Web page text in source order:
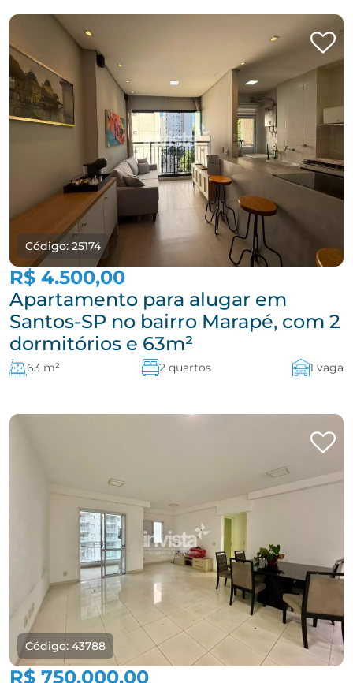
Código: 25174
R$ 4.500,00
Apartamento para alugar em
Santos-SP no bairro Marapé, com 2
dormitórios e 63m²
63 m² 2 quartos 1 vaga
Código: 43788
R$ 750.000,00